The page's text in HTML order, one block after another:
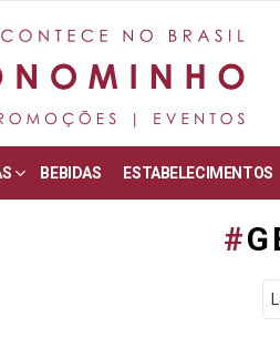
BEBIDAS ESTABELECIMENTOS